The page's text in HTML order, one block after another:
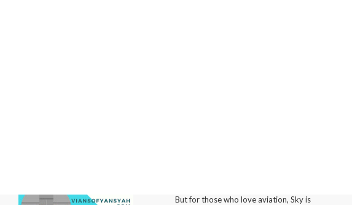
But for those who love aviation, Sky is